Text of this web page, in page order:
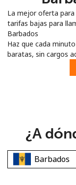
La mejor oferta
tarifas bajas para
Barbados
Haz que cada
baratas, sin cargos
¿A